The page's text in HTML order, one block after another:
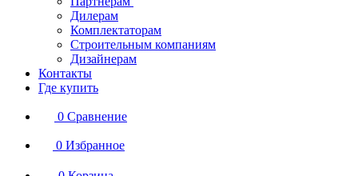
Дилерам
Комплектаторам
Строительным компаниям
Дизайнерам
Контакты
Где купить
0 Сравнение
0 Избранное